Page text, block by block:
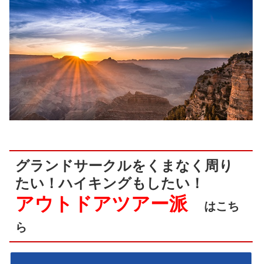
グランドサークルをくまなく周り
たい！ハイキングもしたい！
アウトドアツアー派
はこち
ら